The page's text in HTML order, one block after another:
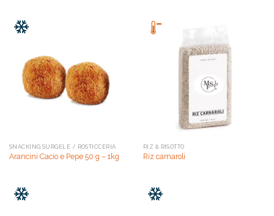
SNACKING SURGELÉ / ROSTICCERIA
Arancini Cacio e Pepe 50 g – 1kg
RIZ & RISOTTO
Riz carnaroli